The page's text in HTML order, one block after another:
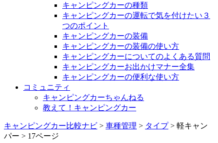
キャンピングカーの種類
キャンピングカーの運転で気を付けたい３
つのポイント
キャンピングカーの装備
キャンピングカーの装備の使い方
キャンピングカーについてのよくある質問
キャンピングカーお出かけマナー全集
キャンピングカーの便利な使い方
コミュニティ
キャンピングカーちゃんねる
教えて！キャンピングカー
キャンピングカー比較ナビ > 車種管理 > タイプ> 軽キャン
パー > 17ページ